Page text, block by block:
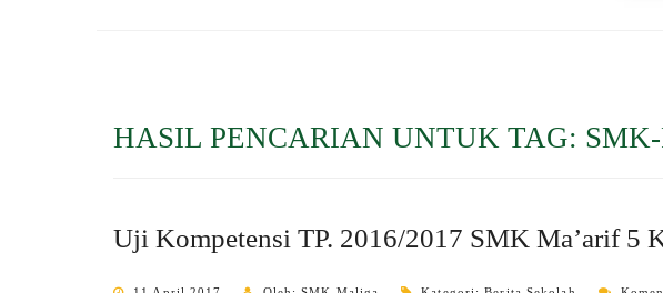
HASIL PENCARIAN UNTUK TAG:
Uji Kompetensi TP. 2016/2017 SMK Ma’arif 5